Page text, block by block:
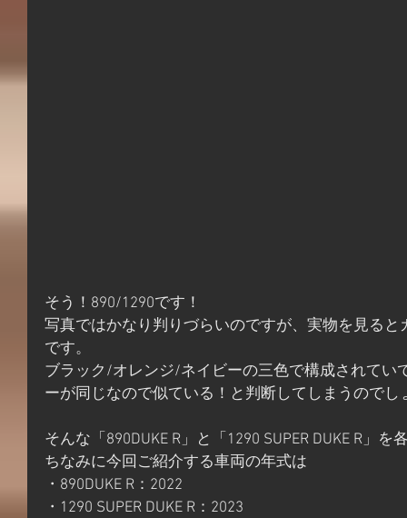
そう！890/1290です！
写真ではかなり判りづらいのですが、実物を見る
です。
ブラック/オレンジ/ネイビーの三色で構成されてい
ーが同じなので似ている！と判断してしまうのでし
そんな「890DUKE R」と「1290 SUPER DUKE R」
ちなみに今回ご紹介する車両の年式は
・890DUKE R：2022
・1290 SUPER DUKE R：2023